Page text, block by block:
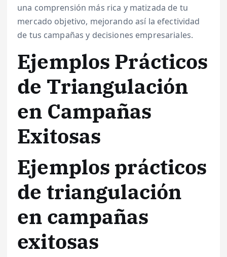
una comprensión más rica y matizada de tu
mercado objetivo, mejorando así la efectividad
de tus campañas y decisiones empresariales.
Ejemplos Prácticos
de Triangulación
en Campañas
Exitosas
Ejemplos prácticos
de triangulación
en campañas
exitosas